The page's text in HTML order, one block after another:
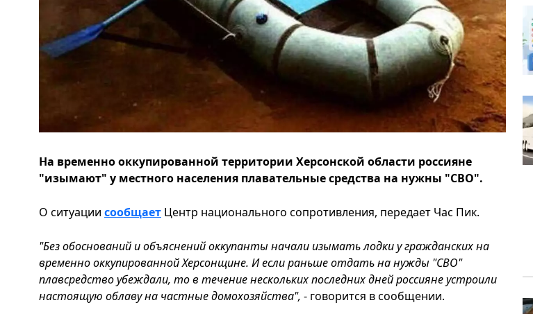
На временно оккупированной территории Херсонской области россияне
"изымают" у местного населения плавательные средства на нужны "СВО".
О ситуации сообщает Центр национального сопротивления, передает Час Пик.
"Без обоснований и объяснений оккупанты начали изымать лодки у гражданских на
временно оккупированной Херсонщине. И если раньше отдать на нужды "СВО"
плавсредство убеждали, то в течение нескольких последних дней россияне устроили
настоящую облаву на частные домохозяйства", - говорится в сообщении.